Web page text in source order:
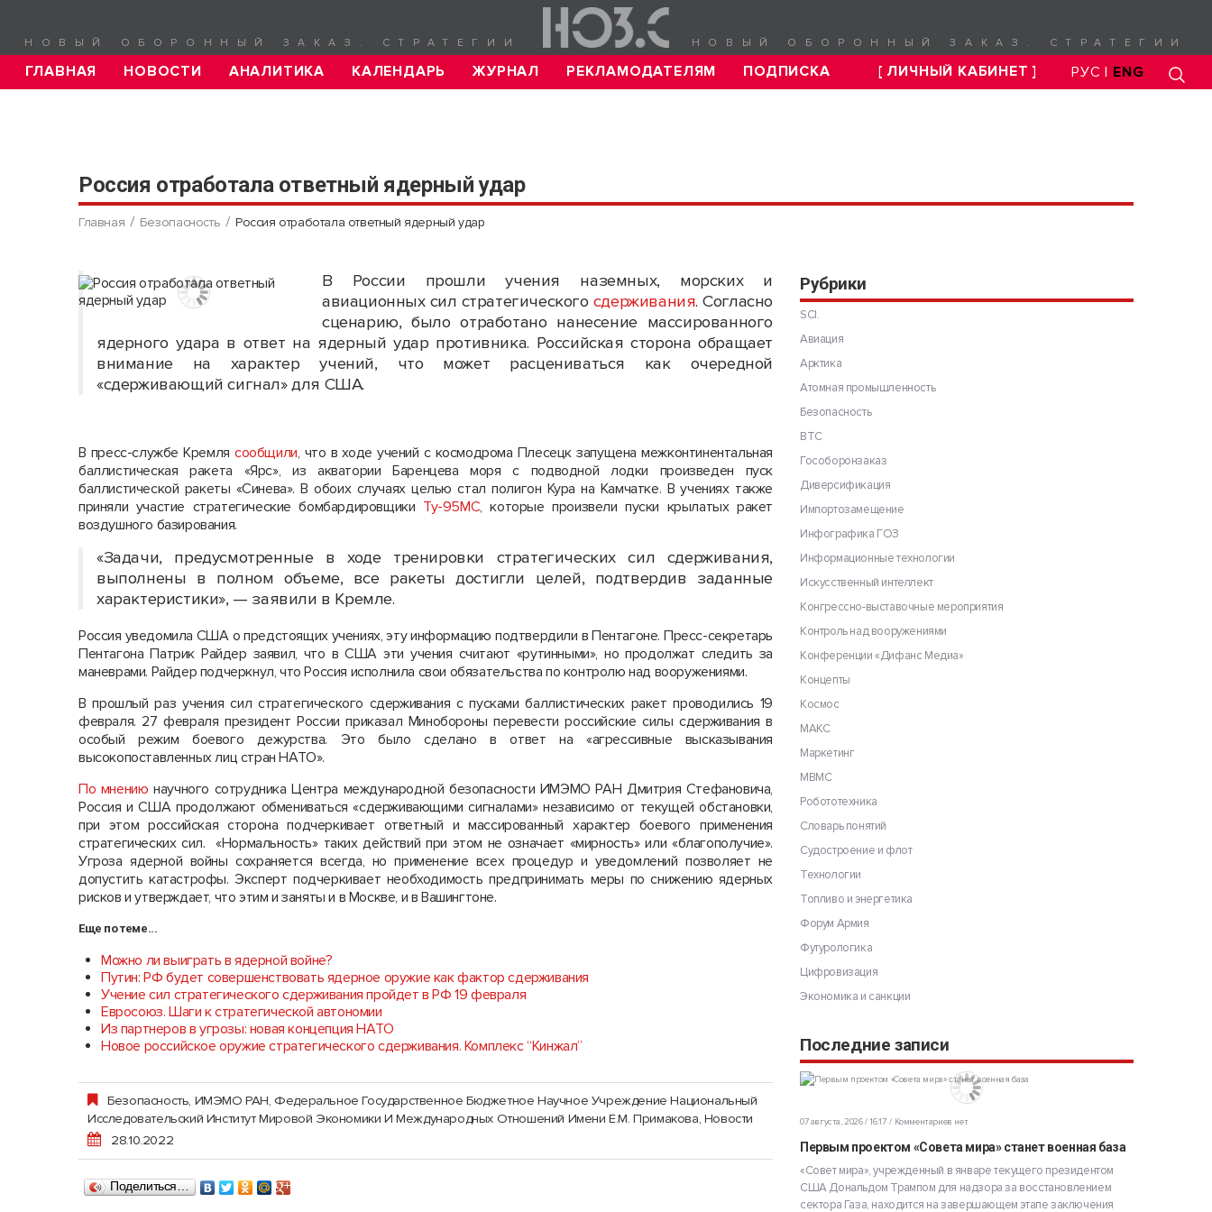
НОВЫЙ ОБОРОННЫЙ ЗАКАЗ. СТРАТЕГИИ НОВЫЙ ОБОРОННЫЙ ЗАКАЗ. СТРАТЕГИИ
ГЛАВНАЯ НОВОСТИ АНАЛИТИКА КАЛЕНДАРЬ ЖУРНАЛ РЕКЛАМОДАТЕЛЯМ ПОДПИСКА [ ЛИЧНЫЙ КАБИНЕТ ] РУС | ENG
Россия отработала ответный ядерный удар
Главная Безопасность Россия отработала ответный ядерный удар
В России прошли учения наземных, морских и
авиационных сил стратегического сдерживания. Согласно
сценарию, было отработано нанесение массированного
ядерного удара в ответ на ядерный удар противника. Российская сторона обращает
внимание на характер учений, что может расцениваться как очередной
«сдерживающий сигнал» для США.
В пресс-службе Кремля сообщили, что в ходе учений с космодрома Плесецк запущена межконтинентальная
баллистическая ракета «Ярс», из акватории Баренцева моря с подводной лодки произведен пуск
баллистической ракеты «Синева». В обоих случаях целью стал полигон Кура на Камчатке. В учениях также
приняли участие стратегические бомбардировщики Ту-95МС, которые произвели пуски крылатых ракет
воздушного базирования.
«Задачи, предусмотренные в ходе тренировки стратегических сил сдерживания,
выполнены в полном объеме, все ракеты достигли целей, подтвердив заданные
характеристики», — заявили в Кремле.
Россия уведомила США о предстоящих учениях, эту информацию подтвердили в Пентагоне. Пресс-секретарь
Пентагона Патрик Райдер заявил, что в США эти учения считают «рутинными», но продолжат следить за
маневрами. Райдер подчеркнул, что Россия исполнила свои обязательства по контролю над вооружениями.
В прошлый раз учения сил стратегического сдерживания с пусками баллистических ракет проводились 19
февраля. 27 февраля президент России приказал Минобороны перевести российские силы сдерживания в
особый режим боевого дежурства. Это было сделано в ответ на «агрессивные высказывания
высокопоставленных лиц стран НАТО».
По мнению научного сотрудника Центра международной безопасности ИМЭМО РАН Дмитрия Стефановича,
Россия и США продолжают обмениваться «сдерживающими сигналами» независимо от текущей обстановки,
при этом российская сторона подчеркивает ответный и массированный характер боевого применения
стратегических сил. «Нормальность» таких действий при этом не означает «мирность» или «благополучие».
Угроза ядерной войны сохраняется всегда, но применение всех процедур и уведомлений позволяет не
допустить катастрофы. Эксперт подчеркивает необходимость предпринимать меры по снижению ядерных
рисков и утверждает, что этим и заняты и в Москве, и в Вашингтоне.
Еще по теме...
Можно ли выиграть в ядерной войне?
Путин: РФ будет совершенствовать ядерное оружие как фактор сдерживания
Учение сил стратегического сдерживания пройдет в РФ 19 февраля
Евросоюз. Шаги к стратегической автономии
Из партнеров в угрозы: новая концепция НАТО
Новое российское оружие стратегического сдерживания. Комплекс “Кинжал”
Безопасность, ИМЭМО РАН, Федеральное Государственное Бюджетное Научное Учреждение Национальный
Исследовательский Институт Мировой Экономики И Международных Отношений Имени Е.М. Примакова, Новости
28.10.2022
Поделиться…
Рубрики
SCI.
Авиация
Арктика
Атомная промышленность
Безопасность
ВТС
Гособоронзаказ
Диверсификация
Импортозамещение
Инфографика ГОЗ
Информационные технологии
Искусственный интеллект
Конгрессно-выставочные мероприятия
Контроль над вооружениями
Конференции «Дифанс Медиа»
Концепты
Космос
МАКС
Маркетинг
МВМС
Робототехника
Словарь понятий
Судостроение и флот
Технологии
Топливо и энергетика
Форум Армия
Футурологика
Цифровизация
Экономика и санкции
Последние записи
07 августа, 2026 / 16:17 Комментариев нет
Первым проектом «Совета мира» станет военная база
«Совет мира», учрежденный в январе текущего президентом
США Дональдом Трампом для надзора за восстановлением
сектора Газа, находится на завершающем этапе заключения